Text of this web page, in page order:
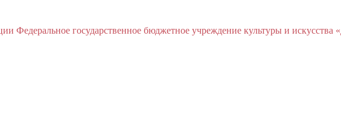
Федеральное государственное бюджетное учреждение культуры и